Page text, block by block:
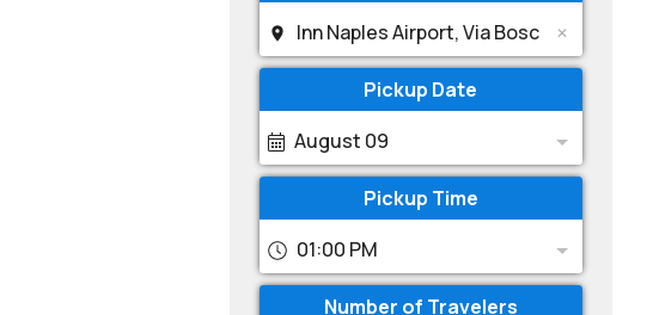
Pickup Date
August 09
Pickup Time
01:00 PM
Number of Travelers